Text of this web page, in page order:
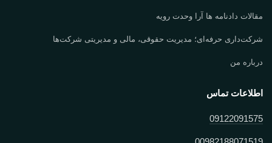
مقالات دادنامه ها آرا وحدت رویه
شرکت‌داری حرفه‌ای؛ مدیریت حقوقی، مالی و مدیریتی شرکت‌ها
درباره من
اطلاعات تماس
09122091575